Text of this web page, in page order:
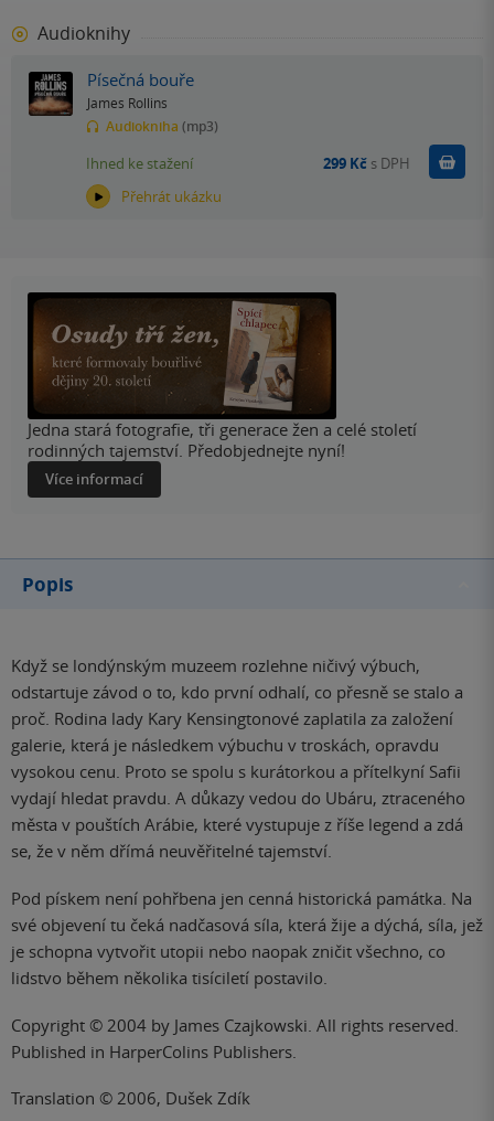
Audioknihy
Písečná bouře
James Rollins
Audiokniha (mp3)
Přehrát ukázku
Ihned ke stažení 299 Kč s DPH Koupit
Jedna stará fotografie, tři generace žen a celé století
rodinných tajemství. Předobjednejte nyní!
Více informací
Popis
Když se londýnským muzeem rozlehne ničivý výbuch,
odstartuje závod o to, kdo první odhalí, co přesně se stalo a
proč. Rodina lady Kary Kensingtonové zaplatila za založení
galerie, která je následkem výbuchu v troskách, opravdu
vysokou cenu. Proto se spolu s kurátorkou a přítelkyní Safii
vydají hledat pravdu. A důkazy vedou do Ubáru, ztraceného
města v pouštích Arábie, které vystupuje z říše legend a zdá
se, že v něm dřímá neuvěřitelné tajemství.
Pod pískem není pohřbena jen cenná historická památka. Na
své objevení tu čeká nadčasová síla, která žije a dýchá, síla, jež
je schopna vytvořit utopii nebo naopak zničit všechno, co
lidstvo během několika tisíciletí postavilo.
Copyright © 2004 by James Czajkowski. All rights reserved.
Published in HarperColins Publishers.
Translation © 2006, Dušek Zdík